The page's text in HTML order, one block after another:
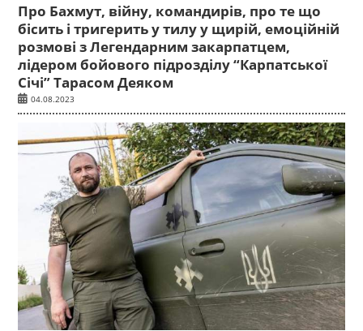
Про Бахмут, війну, командирів, про те що
бісить і тригерить у тилу у щирій, емоційній
розмові з Легендарним закарпатцем,
лідером бойового підрозділу “Карпатської
Січі” Тарасом Деяком
04.08.2023